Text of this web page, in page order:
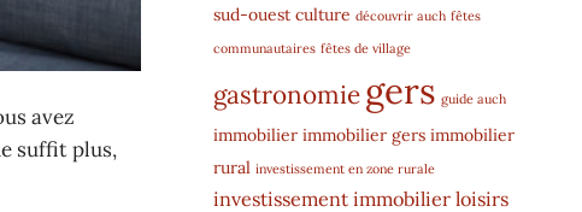
avez
suffit plus,
sud-ouest culture découvrir auch fêtes
communautaires fêtes de village
gastronomiegers guide auch
immobilier immobilier gers immobilier
rural investissement en zone rurale
investissement immobilier loisirs